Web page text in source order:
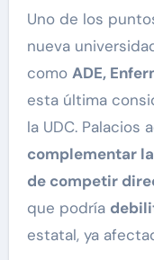
Uno de los
nueva
como ADE,
esta última
la UDC. Palacios
complementar
de competir
que podría
estatal, ya